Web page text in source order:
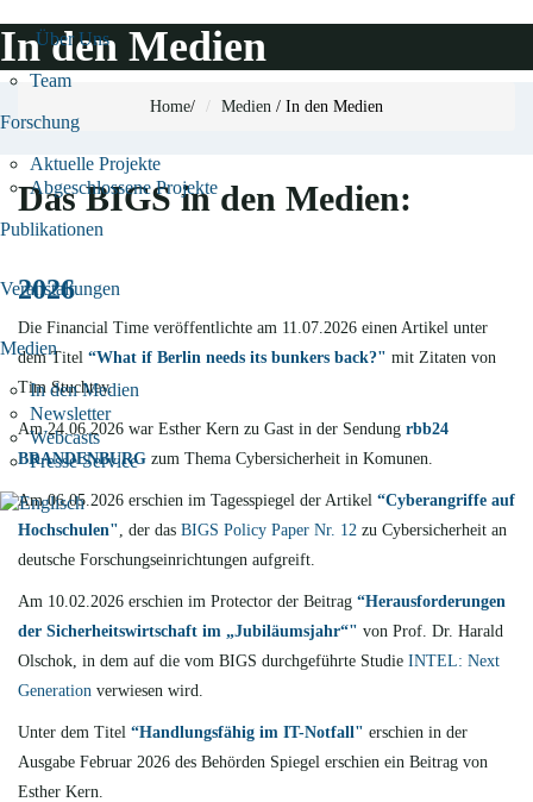
Über Uns
Team
Forschung
Aktuelle Projekte
Abgeschlossene Projekte
Publikationen
Veranstaltungen
Medien
In den Medien
Newsletter
Webcasts
Presse Service
In den Medien
Home/ Medien / In den Medien
Das BIGS in den Medien:
2026
Die Financial Time veröffentlichte am 11.07.2026 einen Artikel unter
dem Titel “What if Berlin needs its bunkers back?" mit Zitaten von
Tim Stuchtey.
Am 24.06.2026 war Esther Kern zu Gast in der Sendung rbb24
BRANDENBURG zum Thema Cybersicherheit in Komunen.
Am 06.05.2026 erschien im Tagesspiegel der Artikel “Cyberangriffe auf
Hochschulen", der das BIGS Policy Paper Nr. 12 zu Cybersicherheit an
deutsche Forschungseinrichtungen aufgreift.
Am 10.02.2026 erschien im Protector der Beitrag “Herausforderungen
der Sicherheitswirtschaft im „Jubiläumsjahr“" von Prof. Dr. Harald
Olschok, in dem auf die vom BIGS durchgeführte Studie INTEL: Next
Generation verwiesen wird.
Unter dem Titel “Handlungsfähig im IT-Notfall" erschien in der
Ausgabe Februar 2026 des Behörden Spiegel erschien ein Beitrag von
Esther Kern.